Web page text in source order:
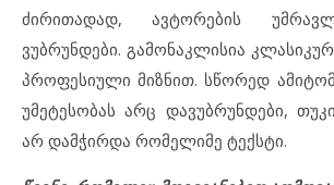
ძირითადად, ავტორების
ვუბრუნდები. გამონაკლისია
პროფესიული მიზნით. სწორედ
უმეტესობას არც დავუბრუნდები,
არ დამჭირდა რომელიმე ტექსტი.